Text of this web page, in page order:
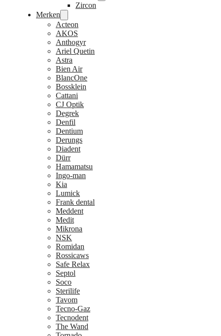
Zircon
Merken
Acteon
AKOS
Anthogyr
Ariel Quetin
Astra
Bien Air
BlancOne
Bossklein
Cattani
CJ Optik
Degrek
Denfil
Dentium
Derungs
Diadent
Dürr
Hamamatsu
Ingo-man
Kia
Lumick
Frank dental
Meddent
Medit
Mikrona
NSK
Romidan
Rossicaws
Safe Relax
Septol
Soco
Sterilife
Tavom
Tecno-Gaz
Tecnodent
The Wand